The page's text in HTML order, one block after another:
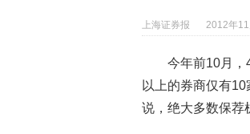
上海证券报 2012年
今年前10月，
以上的券商仅有
说，绝大多数保荐